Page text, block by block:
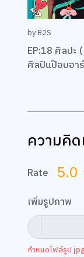
by B2S
EP:18 ศิลปะ
ศิลปินป๊อบอา
ความคิด
Rate 5.0
เพิ่มรูปภาพ
กำหนดไฟล์รูป